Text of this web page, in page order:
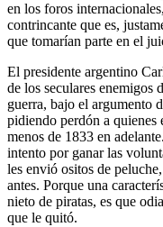
en los foros
contrincante que es,
que tomarían parte en el
El presidente argentino
de los seculares enemigos
guerra, bajo el argumento
pidiendo perdón a quienes
menos de 1833 en
intento por ganar las
les envió ositos de
antes. Porque una
nieto de piratas, es que
que le quitó.